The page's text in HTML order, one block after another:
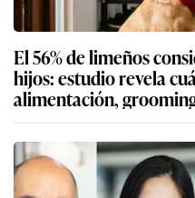
El 56% de limeños
hijos: estudio revela
alimentación,